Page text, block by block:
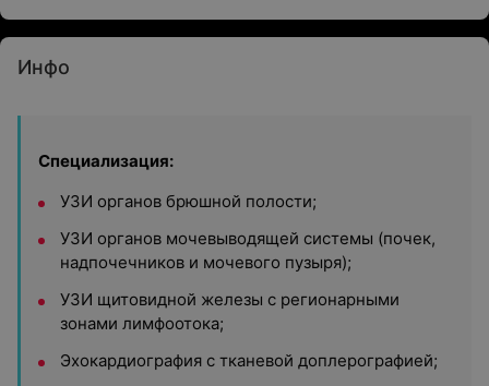
Инфо
Специализация:
УЗИ органов брюшной полости;
УЗИ органов мочевыводящей системы (почек,
надпочечников и мочевого пузыря);
УЗИ щитовидной железы с регионарными
зонами лимфоотока;
Эхокардиография с тканевой доплерографией;